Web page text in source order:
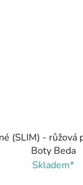
(SLIM) - růžová
Boty Beda
Skladem*